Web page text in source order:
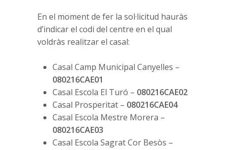
En el moment de fer la sol·licitud hauràs
d’indicar el codi del centre en el qual
voldràs realitzar el casal:
Casal Camp Municipal Canyelles –
080216CAE01
Casal Escola El Turó – 080216CAE02
Casal Prosperitat – 080216CAE04
Casal Escola Mestre Morera –
080216CAE03
Casal Escola Sagrat Cor Besòs –